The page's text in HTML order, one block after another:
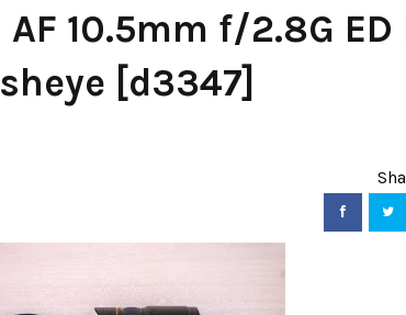
AF 10.5mm f/2.8G ED
[d3347]